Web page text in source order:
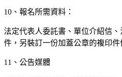
10、報名所需資料：
法定代表人委託書、單位介紹信
件，另裝訂一份加蓋公章的複印件
11、公告媒體